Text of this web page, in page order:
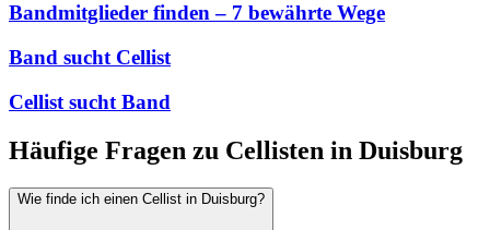
Bandmitglieder finden – 7 bewährte Wege
Band sucht Cellist
Cellist sucht Band
Häufige Fragen zu Cellisten in Duisburg
Wie finde ich einen Cellist in Duisburg?